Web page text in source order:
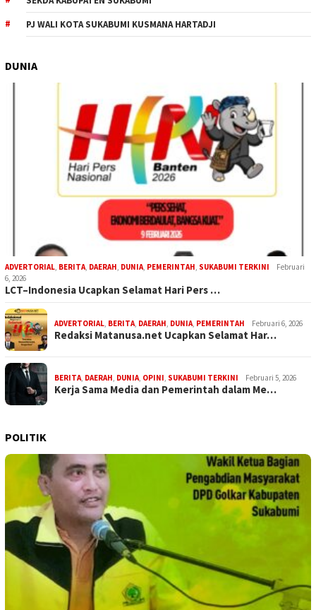
PJ WALI KOTA SUKABUMI KUSMANA HARTADJI
DUNIA
ADVERTORIAL, BERITA, DAERAH, DUNIA, PEMERINTAH, SUKABUMI TERKINI
Februari
6, 2026
LCT–Indonesia Ucapkan Selamat Hari Pers …
ADVERTORIAL, BERITA, DAERAH, DUNIA, PEMERINTAH Februari 6, 2026
Redaksi Matanusa.net Ucapkan Selamat Har…
BERITA, DAERAH, DUNIA, OPINI, SUKABUMI TERKINI Februari 5, 2026
Kerja Sama Media dan Pemerintah dalam Me…
POLITIK